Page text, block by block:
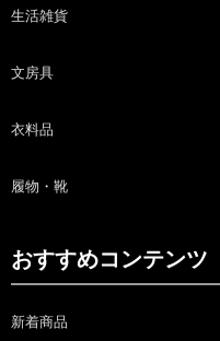
生活雑貨
文房具
衣料品
履物・靴
おすすめコンテンツ
新着商品